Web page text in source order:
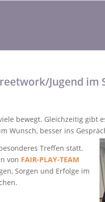
Jugend im
bewegt. Gleichzeitig gibt
Wunsch, besser ins
Treffen statt.
von FAIR-PLAY-TEAM
Sorgen und Erfolge im